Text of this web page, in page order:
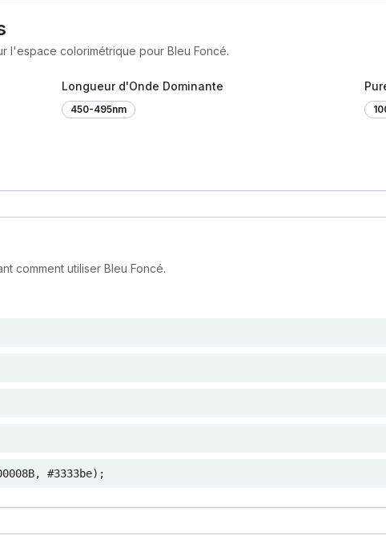
l'espace colorimétrique pour Bleu Foncé.
Longueur d'Onde Dominante
450-495nm
comment utiliser Bleu Foncé.
#3333be);